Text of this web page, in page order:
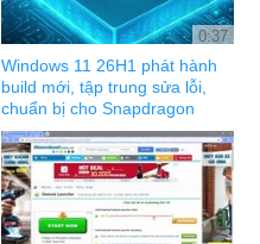
0:37
Windows 11 26H1 phát hành
build mới, tập trung sửa lỗi,
chuẩn bị cho Snapdragon